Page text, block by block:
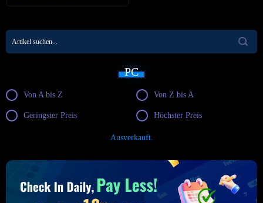
PC
Von A bis Z Von Z bis A
Geringster Preis Höchster Preis
Ausverkauft.